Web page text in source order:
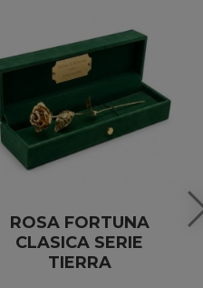
ROSA FORTUNA
CLASICA SERIE
TIERRA